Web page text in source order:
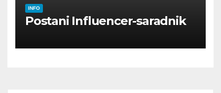
INFO
Postani Influencer-saradnik